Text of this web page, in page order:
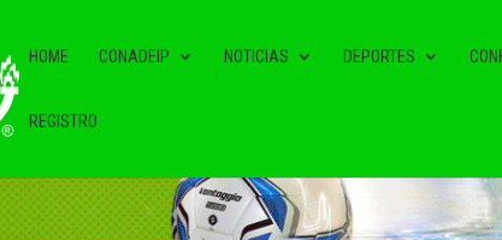
HOME CONADEIP NOTICIAS DEPORTES
REGISTRO